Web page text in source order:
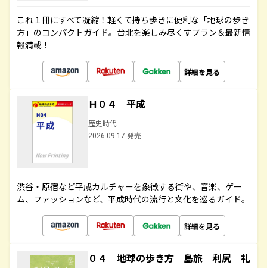
これ１冊にすべて凝縮！軽くて持ち歩きに便利な「地球の歩き
方」のコンパクトガイド。台北を楽しみ尽くすプラン＆最新情
報満載！
詳細を見る
Ｈ０４ 平成
歴史時代
2026.09.17 発売
渋谷・原宿など平成カルチャーを象徴する街や、音楽、ゲー
ム、ファッションなど、平成時代の流行と文化を巡るガイド。
詳細を見る
０４ 地球の歩き方 島旅 利尻 礼